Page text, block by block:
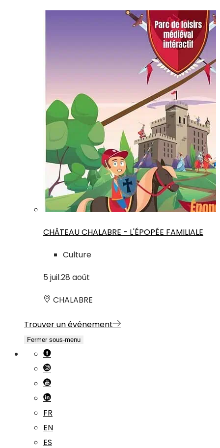
CHÂTEAU CHALABRE - L'ÉPOPÉE FAMILIALE
Culture
5 juil.28 août
CHALABRE
Trouver un événement
Fermer sous-menu
FR
EN
ES